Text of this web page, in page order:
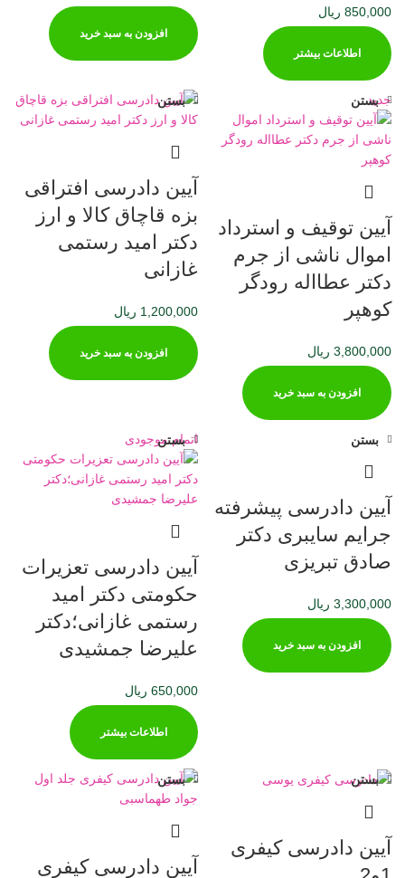
850,000 ریال
اطلاعات بیشتر
افزودن به سبد خرید
جدیدبستن
آیین توقیف و استرداد
اموال ناشی از جرم
دکتر عطااله رودگر
کوهپر
3,800,000 ریال
افزودن به سبد خرید
بستن
آیین دادرسی افتراقی
بزه قاچاق کالا و ارز
دکتر امید رستمی
غازانی
1,200,000 ریال
افزودن به سبد خرید
بستن
آیین دادرسی پیشرفته
جرایم سایبری دکتر
صادق تبریزی
3,300,000 ریال
افزودن به سبد خرید
اتمام موجودی
بستن
آیین دادرسی تعزیرات
حکومتی دکتر امید
رستمی غازانی؛دکتر
علیرضا جمشیدی
650,000 ریال
اطلاعات بیشتر
بستن
آیین دادرسی کیفری
بستن
آیین دادرسی کیفری